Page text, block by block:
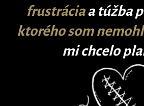
frustráciaa túžba
ktorého som
mi chcelo